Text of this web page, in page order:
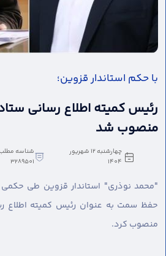
با حکم استاندار قزوین؛
رئیس کمیته اطلاع رسانی
منصوب شد
چهارشنبه 12 شهریور
1404
شناسه
3289501
"محمد نوذری" استاندار قزوین طی
حفظ سمت به عنوان رئیس کمیته اطلاع
منصوب کرد.